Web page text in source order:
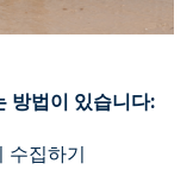
방법이 있습니다:
수집하기